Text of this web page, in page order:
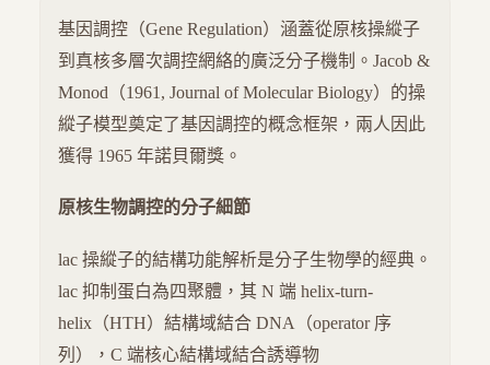
基因調控（Gene Regulation）涵蓋從原核操縱子
到真核多層次調控網絡的廣泛分子機制。Jacob &
Monod（1961, Journal of Molecular Biology）的操
縱子模型奠定了基因調控的概念框架，兩人因此
獲得 1965 年諾貝爾獎。
原核生物調控的分子細節
lac 操縱子的結構功能解析是分子生物學的經典。
lac 抑制蛋白為四聚體，其 N 端 helix-turn-
helix（HTH）結構域結合 DNA（operator 序
列），C 端核心結構域結合誘導物